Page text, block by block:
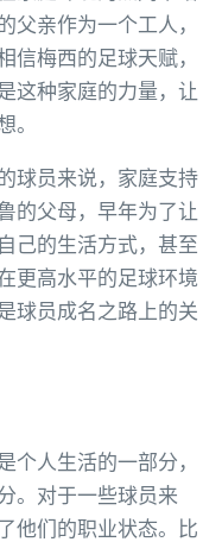
父亲作为一个工人，
信梅西的足球天赋，
这种家庭的力量，让
。
球员来说，家庭支持
的父母，早年为了让
己的生活方式，甚至
更高水平的足球环境
球员成名之路上的关
个人生活的一部分，
。对于一些球员来
他们的职业状态。比